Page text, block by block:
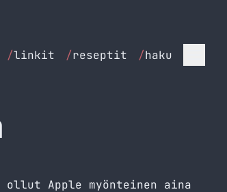
/linkit /reseptit /haku
Apple myönteinen aina